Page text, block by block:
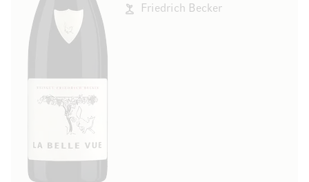
Friedrich Becker